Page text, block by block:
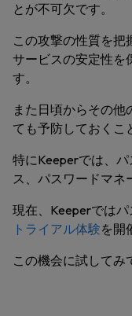
とが不可欠です。
この攻撃の性質を把
サービスの安定性を
す。
また日頃からその他
ても予防しておくこ
特にKeeperでは、
ス、パスワードマネ
現在、Keeperでは
トライアル体験を開
この機会に試してみ